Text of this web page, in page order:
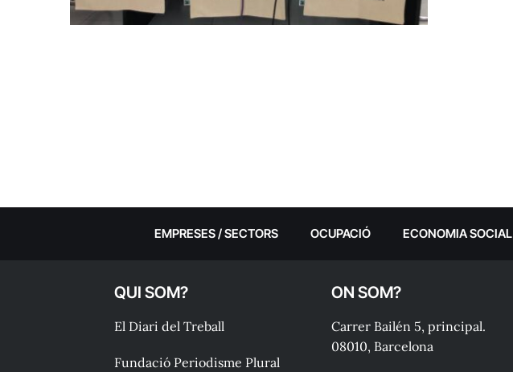
EMPRESES / SECTORS OCUPACIÓ ECONOMIA SOCIAL
QUI SOM?
El Diari del Treball
Fundació Periodisme Plural
ON SOM?
Carrer Bailén 5, principal.
08010, Barcelona